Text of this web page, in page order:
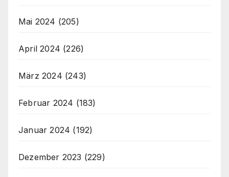
Mai 2024 (205)
April 2024 (226)
März 2024 (243)
Februar 2024 (183)
Januar 2024 (192)
Dezember 2023 (229)